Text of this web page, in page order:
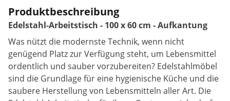
Produktbeschreibung
Edelstahl-Arbeitstisch - 100 x 60 cm - Aufkantung
Was nützt die modernste Technik, wenn nicht
genügend Platz zur Verfügung steht, um Lebensmittel
ordentlich und sauber vorzubereiten? Edelstahlmöbel
sind die Grundlage für eine hygienische Küche und die
saubere Herstellung von Lebensmitteln aller Art. Die